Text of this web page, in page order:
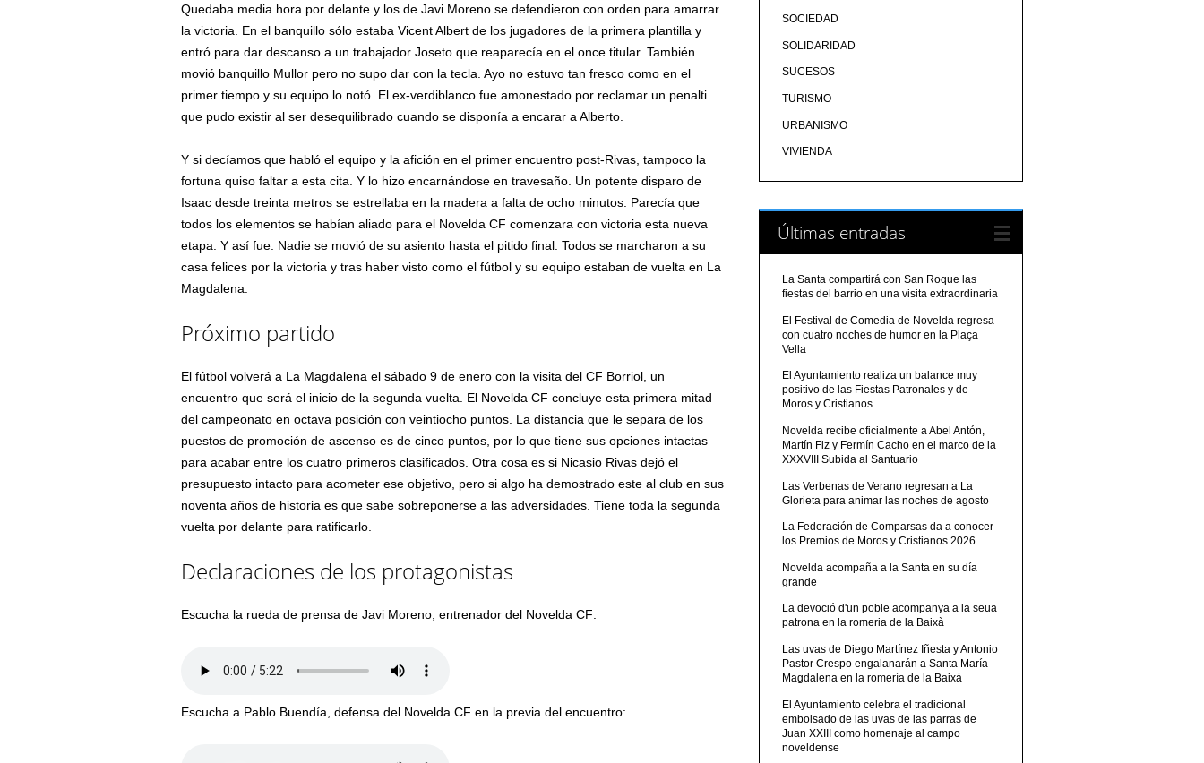
Quedaba media hora por delante y los de Javi Moreno se defendieron con orden para amarrar
la victoria. En el banquillo sólo estaba Vicent Albert de los jugadores de la primera plantilla y
entró para dar descanso a un trabajador Joseto que reaparecía en el once titular. También
movió banquillo Mullor pero no supo dar con la tecla. Ayo no estuvo tan fresco como en el
primer tiempo y su equipo lo notó. El ex-verdiblanco fue amonestado por reclamar un penalti
que pudo existir al ser desequilibrado cuando se disponía a encarar a Alberto.
Y si decíamos que habló el equipo y la afición en el primer encuentro post-Rivas, tampoco la
fortuna quiso faltar a esta cita. Y lo hizo encarnándose en travesaño. Un potente disparo de
Isaac desde treinta metros se estrellaba en la madera a falta de ocho minutos. Parecía que
todos los elementos se habían aliado para el Novelda CF comenzara con victoria esta nueva
etapa. Y así fue. Nadie se movió de su asiento hasta el pitido final. Todos se marcharon a su
casa felices por la victoria y tras haber visto como el fútbol y su equipo estaban de vuelta en La
Magdalena.
Próximo partido
El fútbol volverá a La Magdalena el sábado 9 de enero con la visita del CF Borriol, un
encuentro que será el inicio de la segunda vuelta. El Novelda CF concluye esta primera mitad
del campeonato en octava posición con veintiocho puntos. La distancia que le separa de los
puestos de promoción de ascenso es de cinco puntos, por lo que tiene sus opciones intactas
para acabar entre los cuatro primeros clasificados. Otra cosa es si Nicasio Rivas dejó el
presupuesto intacto para acometer ese objetivo, pero si algo ha demostrado este al club en sus
noventa años de historia es que sabe sobreponerse a las adversidades. Tiene toda la segunda
vuelta por delante para ratificarlo.
Declaraciones de los protagonistas
Escucha la rueda de prensa de Javi Moreno, entrenador del Novelda CF:
Escucha a Pablo Buendía, defensa del Novelda CF en la previa del encuentro:
SOCIEDAD
SOLIDARIDAD
SUCESOS
TURISMO
URBANISMO
VIVIENDA
Últimas entradas
La Santa compartirá con San Roque las
fiestas del barrio en una visita extraordinaria
El Festival de Comedia de Novelda regresa
con cuatro noches de humor en la Plaça
Vella
El Ayuntamiento realiza un balance muy
positivo de las Fiestas Patronales y de
Moros y Cristianos
Novelda recibe oficialmente a Abel Antón,
Martín Fiz y Fermín Cacho en el marco de la
XXXVIII Subida al Santuario
Las Verbenas de Verano regresan a La
Glorieta para animar las noches de agosto
La Federación de Comparsas da a conocer
los Premios de Moros y Cristianos 2026
Novelda acompaña a la Santa en su día
grande
La devoció d'un poble acompanya a la seua
patrona en la romeria de la Baixà
Las uvas de Diego Martínez Iñesta y Antonio
Pastor Crespo engalanarán a Santa María
Magdalena en la romería de la Baixà
El Ayuntamiento celebra el tradicional
embolsado de las uvas de las parras de
Juan XXIII como homenaje al campo
noveldense